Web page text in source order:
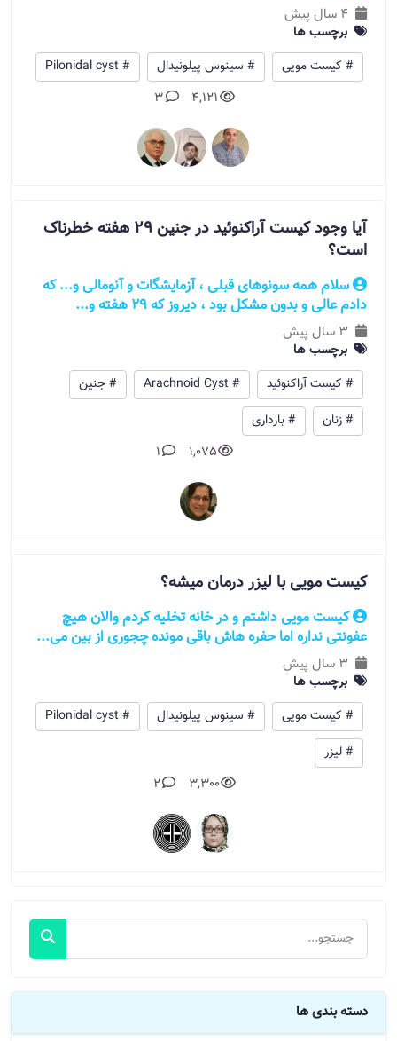
4 سال پیش
برچسب ها
# کیست مویی
# سینوس پیلونیدال
# Pilonidal cyst
4,121
3
آیا وجود کیست آراکنوئید در جنین 29 هفته خطرناک
است؟
سلام همه سونوهای قبلی ، آزمایشگات و آنومالی و... که
دادم عالی و بدون مشکل بود ، دیروز که 29 هفته و...
3 سال پیش
برچسب ها
# کیست آراکنوئید
# Arachnoid Cyst
# جنین
# زنان
# بارداری
1,075
1
کیست مویی با لیزر درمان میشه؟
کیست مویی داشتم و در خانه تخلیه کردم و‌الان هیچ
عفونتی نداره اما حفره هاش باقی مونده چجوری از بین می...
3 سال پیش
برچسب ها
# کیست مویی
# سینوس پیلونیدال
# Pilonidal cyst
# لیزر
3,300
2
دسته بندی ها